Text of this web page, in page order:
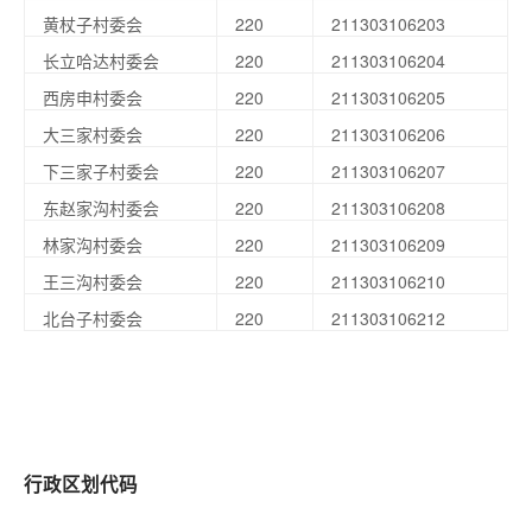
黄杖子村委会
220
211303106203
长立哈达村委会
220
211303106204
西房申村委会
220
211303106205
大三家村委会
220
211303106206
下三家子村委会
220
211303106207
东赵家沟村委会
220
211303106208
林家沟村委会
220
211303106209
王三沟村委会
220
211303106210
北台子村委会
220 211303106212
行政区划代码